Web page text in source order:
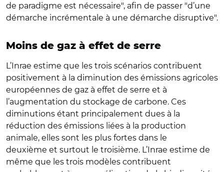
de paradigme est nécessaire", afin de passer "d’une
démarche incrémentale à une démarche disruptive".
Moins de gaz à effet de serre
L’Inrae estime que les trois scénarios contribuent
positivement à la diminution des émissions agricoles
européennes de gaz à effet de serre et à
l’augmentation du stockage de carbone. Ces
diminutions étant principalement dues à la
réduction des émissions liées à la production
animale, elles sont les plus fortes dans le
deuxième et surtout le troisième. L’Inrae estime de
même que les trois modèles contribuent